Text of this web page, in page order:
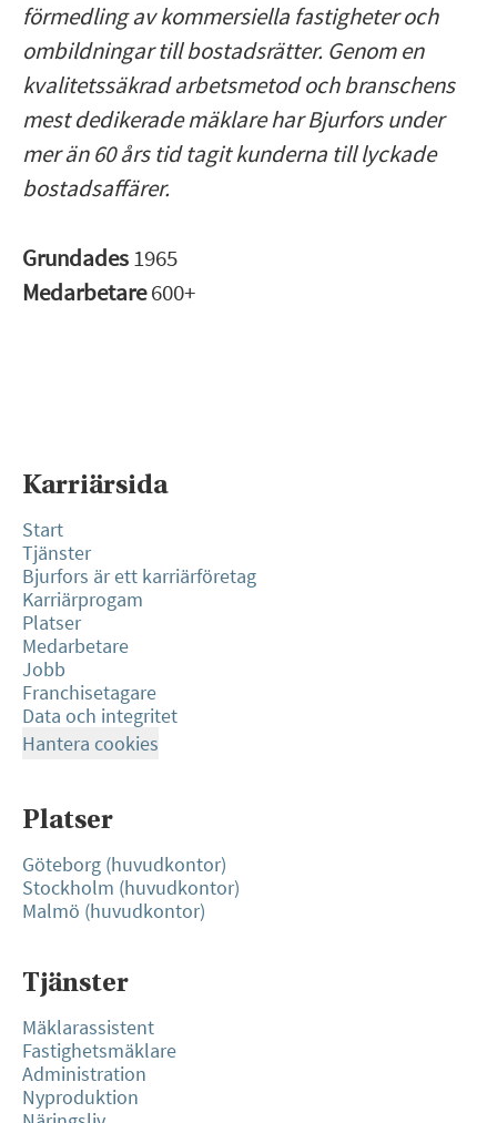
förmedling av kommersiella fastigheter och
ombildningar till bostadsrätter. Genom en
kvalitetssäkrad arbetsmetod och branschens
mest dedikerade mäklare har Bjurfors under
mer än 60 års tid tagit kunderna till lyckade
bostadsaffärer.
Grundades1965
Medarbetare600+
Karriärsida
Start
Tjänster
Bjurfors är ett karriärföretag
Karriärprogam
Platser
Medarbetare
Jobb
Franchisetagare
Data och integritet
Hantera cookies
Platser
Göteborg (huvudkontor)
Stockholm (huvudkontor)
Malmö (huvudkontor)
Tjänster
Mäklarassistent
Fastighetsmäklare
Administration
Nyproduktion